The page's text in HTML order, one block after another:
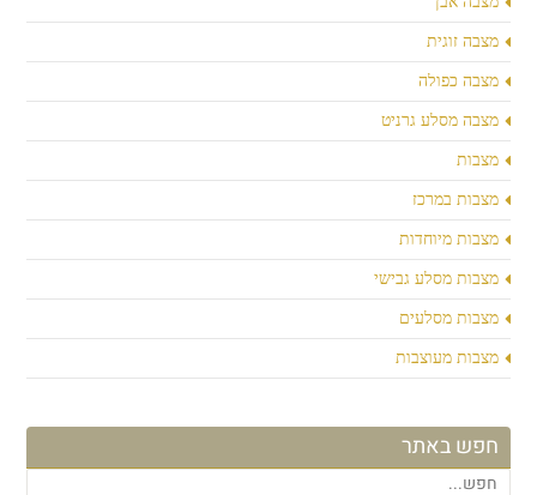
מצבה זוגית
מצבה כפולה
מצבה מסלע גרניט
מצבות
מצבות במרכז
מצבות מיוחדות
מצבות מסלע גבישי
מצבות מסלעים
מצבות מעוצבות
חפש באתר